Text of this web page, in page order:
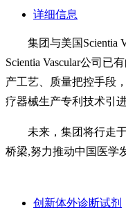
详细信息
集团与美国Scientia
Scientia Vascular公司已
产工艺、质量把控手段
疗器械生产专利技术引
未来，集团将行走
桥梁,努力推动中国医学
创新体外诊断试剂